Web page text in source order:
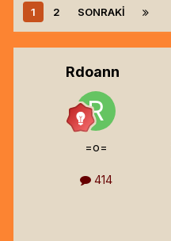
1 2 SONRAKI
Rdoann
=o=
414